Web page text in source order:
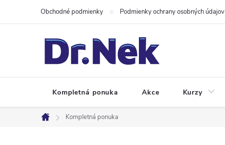
Obchodné podmienky Podmienky ochrany osobných údajov
Kompletná ponuka Akce Kurzy
Domov
Kompletná ponuka